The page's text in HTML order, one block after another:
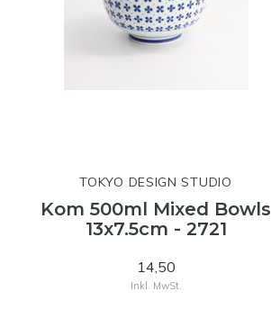
TOKYO DESIGN STUDIO
Kom 500ml Mixed Bowls
13x7.5cm - 2721
14,50
Inkl. MwSt.